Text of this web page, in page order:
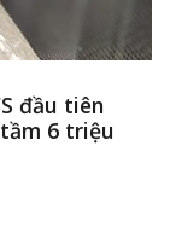
đầu tiên
6 triệu